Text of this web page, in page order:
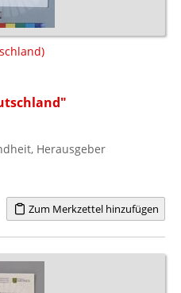
Herausgeber
Zum Merkzettel hinzufügen